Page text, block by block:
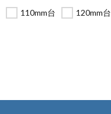
110mm台
120mm台